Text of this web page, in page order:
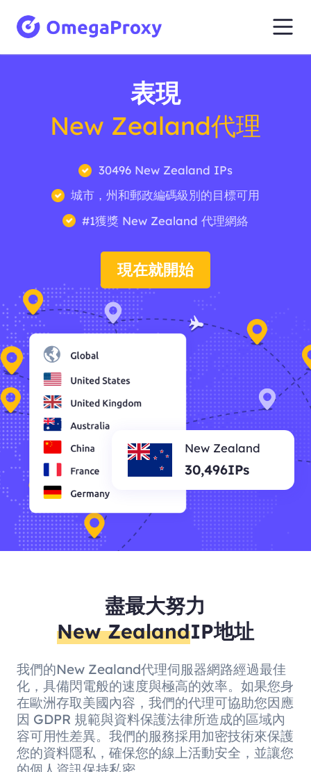
表現
New Zealand代理
30496 New Zealand IPs
城市，州和郵政編碼級別的目標可用
#1獲獎 New Zealand 代理網絡
現在就開始
New Zealand
30,496IPs
盡最大努力
New ZealandIP地址
我們的New Zealand代理伺服器網路經過最佳
化，具備閃電般的速度與極高的效率。如果您身
在歐洲存取美國內容，我們的代理可協助您因應
因 GDPR 規範與資料保護法律所造成的區域內
容可用性差異。我們的服務採用加密技術來保護
您的資料隱私，確保您的線上活動安全，並讓您